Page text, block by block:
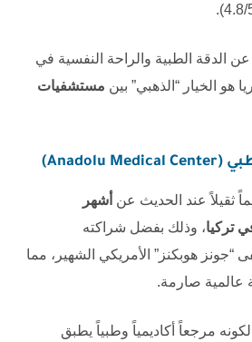
الدقة الطبية والراحة النفسية في
هو الخيار “الذهبي” بين مستشفيات
ثقيلاً عند الحديث عن أشهر
تركيا، وذلك بفضل شراكته
“جونز هوبكنز” الأمريكي الشهير، مما
عالمية صارمة.
لكونه مرجعاً أكاديمياً وطبياً يطبق